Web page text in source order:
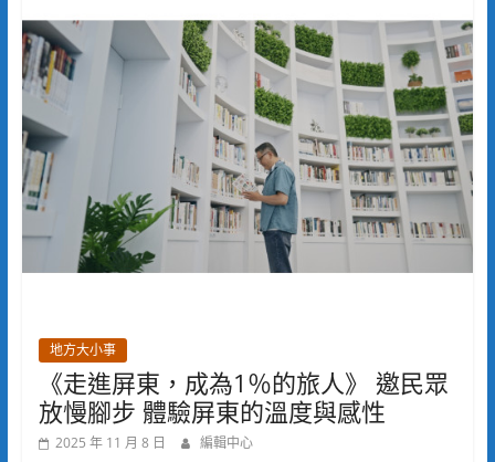
地方大小事
《走進屏東，成為1％的旅人》 邀民眾
放慢腳步 體驗屏東的溫度與感性
2025 年 11 月 8 日 編輯中心